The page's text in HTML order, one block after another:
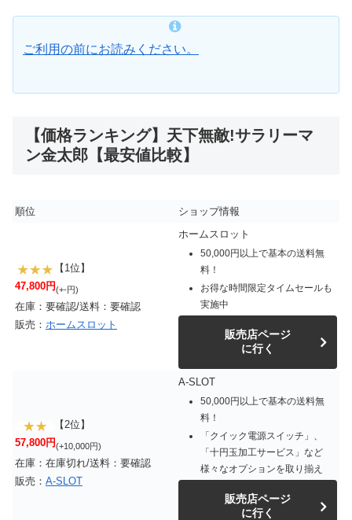
ご利用の前にお読みください。
【価格ランキング】天下無敵!サラリーマ
ン金太郎【最安値比較】
順位 ショップ情報
【1位】
47,800円(+-円)
在庫：要確認/送料：要確認
販売： ホームスロット
ホームスロット
50,000円以上で基本の送料無
料！
お得な時間限定タイムセールも
実施中
販売店ページ
に行く
【2位】
57,800円(+10,000円)
在庫：在庫切れ/送料：要確認
販売： A-SLOT
A-SLOT
50,000円以上で基本の送料無
料！
「クイック電源スイッチ」、
「十円玉加工サービス」など
様々なオプションを取り揃え
販売店ページ
に行く